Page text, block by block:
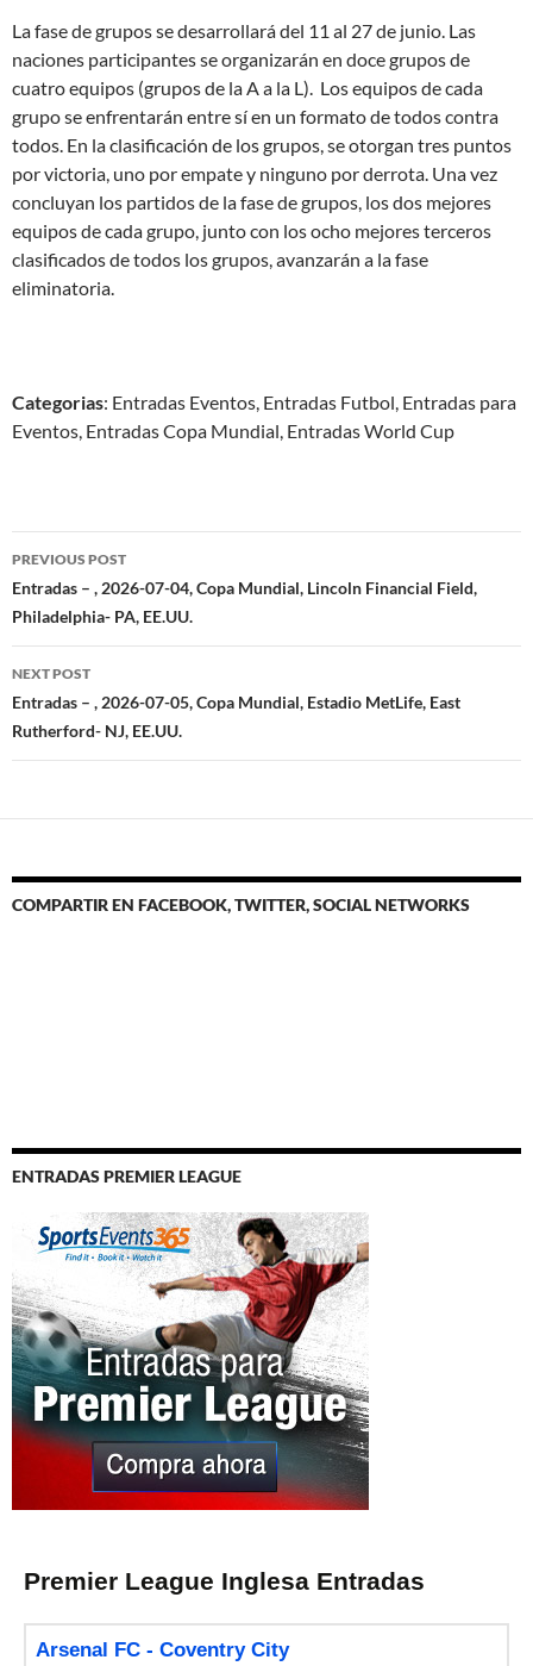
La fase de grupos se desarrollará del 11 al 27 de junio. Las
naciones participantes se organizarán en doce grupos de
cuatro equipos (grupos de la A a la L). Los equipos de cada
grupo se enfrentarán entre sí en un formato de todos contra
todos. En la clasificación de los grupos, se otorgan tres puntos
por victoria, uno por empate y ninguno por derrota. Una vez
concluyan los partidos de la fase de grupos, los dos mejores
equipos de cada grupo, junto con los ocho mejores terceros
clasificados de todos los grupos, avanzarán a la fase
eliminatoria.
Categorias: Entradas Eventos, Entradas Futbol, Entradas para
Eventos, Entradas Copa Mundial, Entradas World Cup
Post
navigation
PREVIOUS POST
Entradas – , 2026-07-04, Copa Mundial, Lincoln Financial Field,
Philadelphia- PA, EE.UU.
NEXT POST
Entradas – , 2026-07-05, Copa Mundial, Estadio MetLife, East
Rutherford- NJ, EE.UU.
COMPARTIR EN FACEBOOK, TWITTER, SOCIAL NETWORKS
ENTRADAS PREMIER LEAGUE